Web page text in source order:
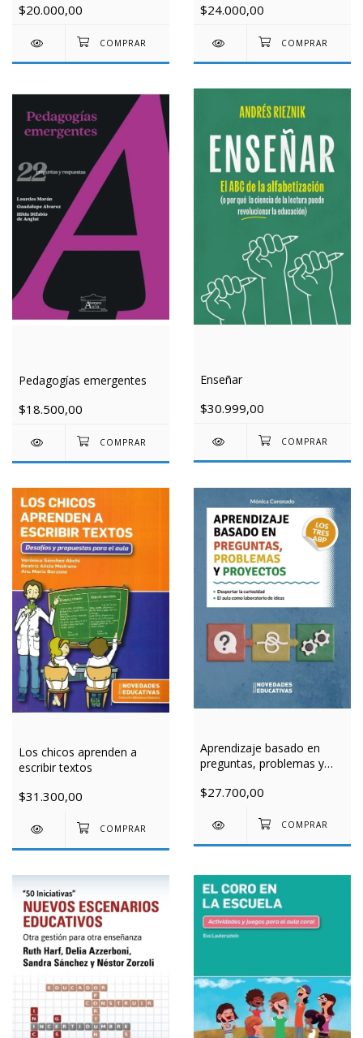
$20.000,00 $24.000,00
Pedagogías emergentes
$18.500,00
Enseñar
$30.999,00
Los chicos aprenden a
escribir textos
$31.300,00
Aprendizaje basado en
preguntas, problemas y
$27.700,00